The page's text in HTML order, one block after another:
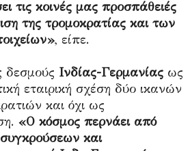
τις κοινές μας προσπάθειές
της τρομοκρατίας και των
, είπε.
δεσμούς Ινδίας-Γερμανίας ως
εταιρική σχέση δύο ικανών
και όχι ως
«Ο κόσμος περνάει από
και